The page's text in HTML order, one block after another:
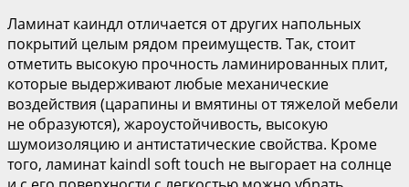
Ламинат каиндл отличается от других напольных
покрытий целым рядом преимуществ. Так, стоит
отметить высокую прочность ламинированных плит,
которые выдерживают любые механические
воздействия (царапины и вмятины от тяжелой мебели
не образуются), жароустойчивость, высокую
шумоизоляцию и антистатические свойства. Кроме
того, ламинат kaindl soft touch не выгорает на солнце